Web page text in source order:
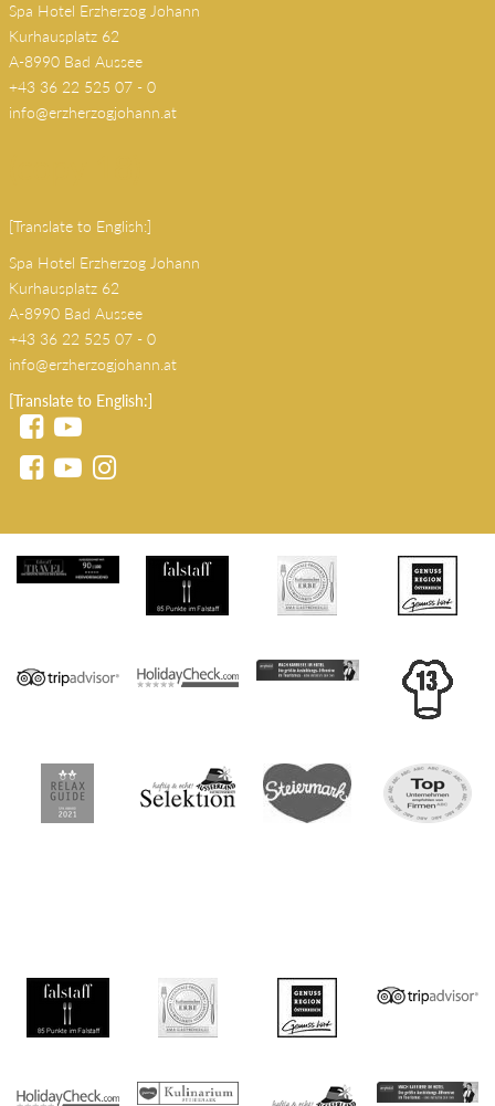
Spa Hotel Erzherzog Johann
Kurhausplatz 62
A-8990 Bad Aussee
+43 36 22 525 07 - 0
info@erzherzogjohann.at
[Translate to English:]
Spa Hotel Erzherzog Johann
Kurhausplatz 62
A-8990 Bad Aussee
+43 36 22 525 07 - 0
info@erzherzogjohann.at
[Translate to English:]